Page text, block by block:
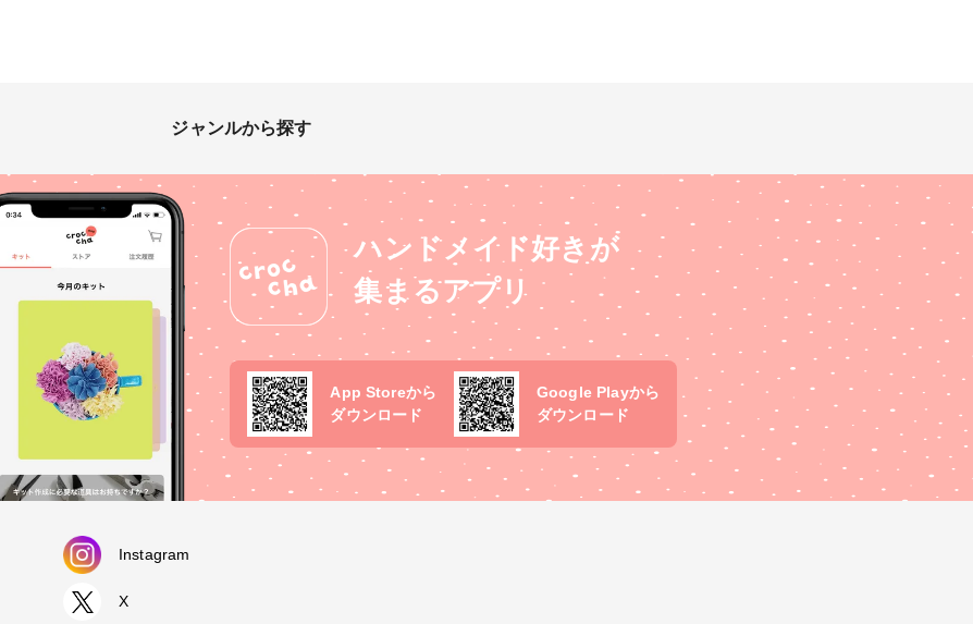
ジャンルから探す
ハンドメイド好きが
集まるアプリ
App Storeから
ダウンロード
Google Playから
ダウンロード
Instagram
X